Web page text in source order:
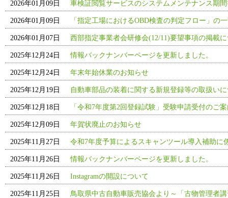
2026年01月09日 車検証閲覧サービスのシステムメンテナンス期
2026年01月09日 「指定工場におけるOBD検査の判定フロー」の
2026年01月07日 西部指定事業者会研修会(12/11)要望事項の掲載
2025年12月24日 情報バックナンバーページを更新しました。
2025年12月24日 年末年始休業のお知らせ
2025年12月19日 自動車部品の装着に関する新規登録等の取扱い
2025年12月18日 「令和7年度第2回登録試験」受験申請受付のご
2025年12月09日 年賀状廃止のお知らせ
2025年11月27日 令和7年度予算によるスキャンツール導入補助
2025年11月26日 情報バックナンバーページを更新しました。
2025年11月26日 Instagramの開設について
2025年11月25日 鳥取県中古自動車販売協会より～「古物管理者